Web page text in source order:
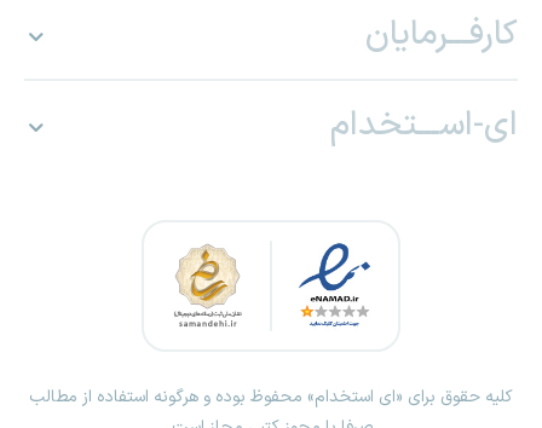
کارفـــرمایان
ای-اســـتخدام
کلیه حقوق برای «ای استخدام» محفوظ بوده و هرگونه استفاده از مطالب